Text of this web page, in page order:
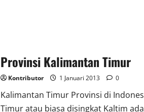
Provinsi Kalimantan Timur
Kontributor 1 Januari 2013 0
Kalimantan Timur Provinsi di
Timur atau biasa disingkat Kaltim